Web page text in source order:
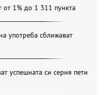
от 1% до 1 311 пункта
употреба сближават
успешната си серия пети